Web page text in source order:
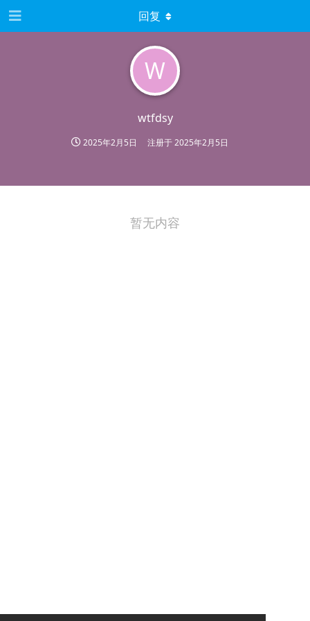
W
wtfdsy
2025年2月5日 注册于2025年2月5日
回复
暂无内容